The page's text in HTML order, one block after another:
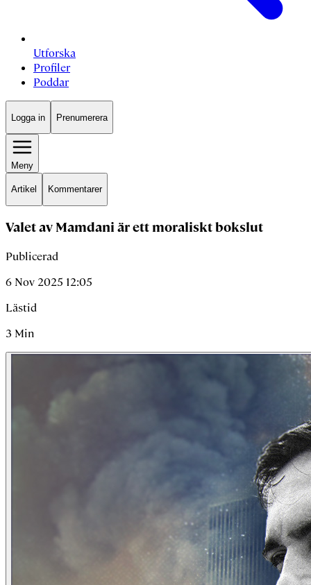
Utforska
Profiler
Poddar
Logga in Prenumerera
Meny
Artikel Kommentarer
Valet av Mamdani är ett moraliskt bokslut
Publicerad
6 Nov 2025 12:05
Lästid
3 Min